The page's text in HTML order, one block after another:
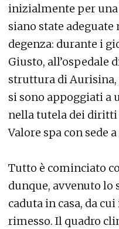
inizialmente per una
siano state
degenza: durante i
Giusto, all’ospedale
struttura di
si sono appoggiati a
nella tutela dei diritti
Valore spa con sede
Tutto è cominciato
dunque, avvenuto lo
caduta in casa, da
rimesso. Il quadro